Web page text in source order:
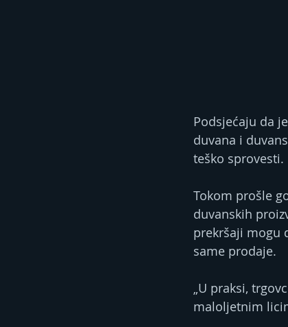
Podsjećaju da
duvana i
teško sprovesti.
Tokom prošle
duvanskih
prekršaji mogu
same prodaje.
„U praksi,
maloljetnim